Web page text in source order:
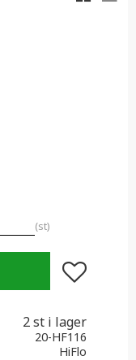
st
Lägg till i
2 st i lager
20-HF116
HiFlo